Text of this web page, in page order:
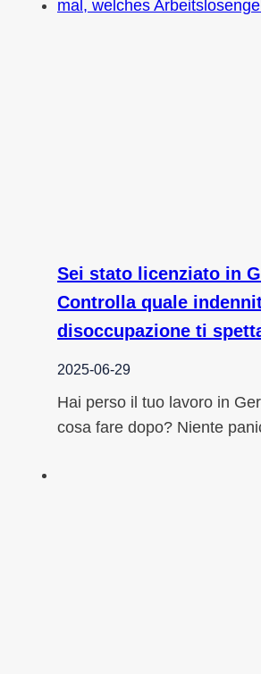
Sei stato licenziato in
Controlla quale
disoccupazione ti
2025-06-29
Hai perso il tuo lavoro in
cosa fare dopo? Niente